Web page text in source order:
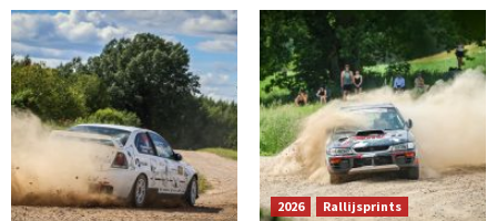
2026
Rallijsprints